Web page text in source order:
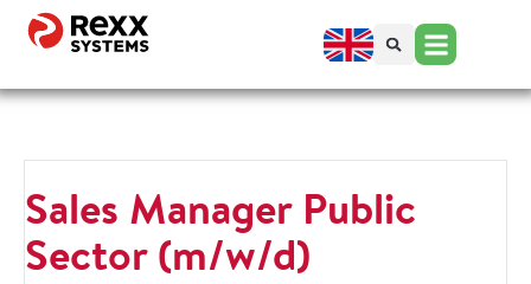
Sales Manager Public
Sector (m/w/d)